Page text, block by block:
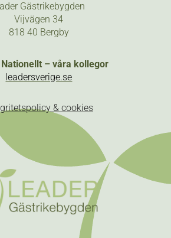
Gästrikebygden
Vijvägen 34
818 40 Bergby
Nationellt – våra kollegor
leadersverige.se
& cookies